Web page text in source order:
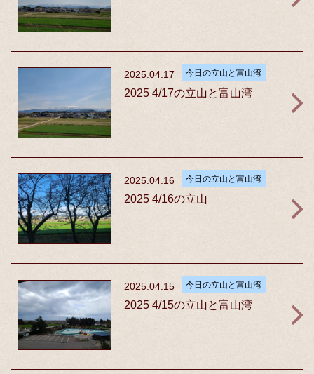
2025.04.17 今日の立山と富山湾
2025 4/17の立山と富山湾
2025.04.16 今日の立山と富山湾
2025 4/16の立山
2025.04.15 今日の立山と富山湾
2025 4/15の立山と富山湾